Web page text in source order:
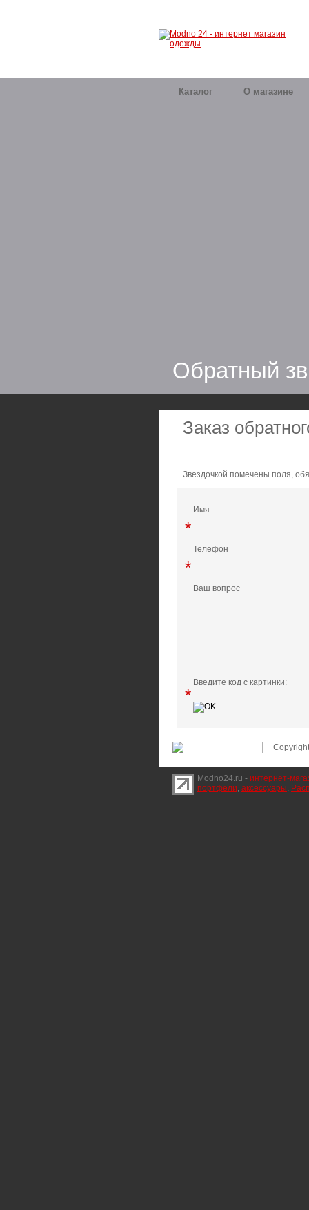
Каталог О магазине
Обратный
Заказ
Звездочкой помечены поля,
*
Имя
*
Телефон
Ваш вопрос
*
Введите код с картинки:
Modno24.ru - интернет-
портфели, аксессуары.